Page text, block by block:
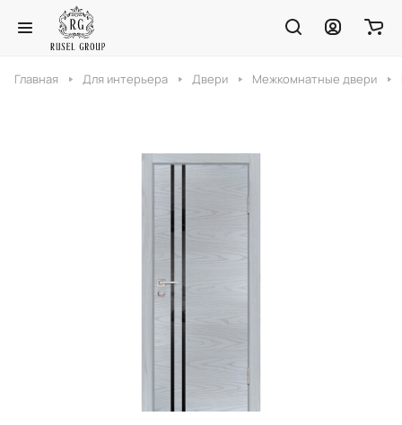
Главная Для интерьера Двери Межкомнатные двери